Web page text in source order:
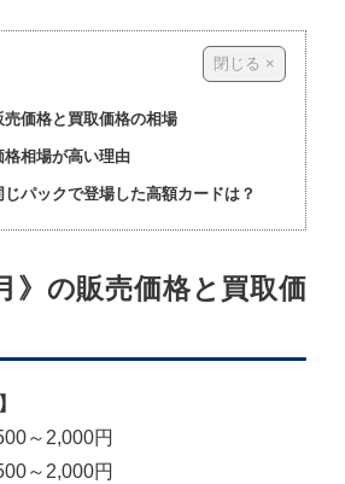
売価格と買取価格の相場
格相場が高い理由
じパックで登場した高額カードは？
》の販売価格と買取価
～2,000円
～2,000円